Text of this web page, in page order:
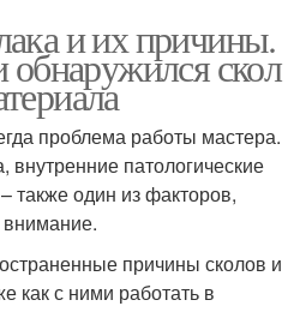
и их причины.
обнаружился скол
проблема работы мастера.
внутренние патологические
также один из факторов,
внимание.
причины сколов и
как с ними работать в